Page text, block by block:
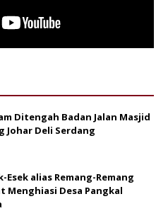
Ditengah Badan Jalan Masjid
Johar Deli Serdang
Esek alias Remang-Remang
Menghiasi Desa Pangkal